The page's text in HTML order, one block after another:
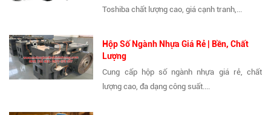
Toshiba chất lượng cao, giá cạnh tranh,...
Hộp Số Ngành Nhựa Giá Rẻ | Bền, Chất
Lượng
Cung cấp hộp số ngành nhựa giá rẻ, chất
lượng cao, đa dạng công suất....